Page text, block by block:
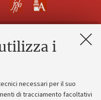
i
necessari per il suo
di tracciamento facoltativi